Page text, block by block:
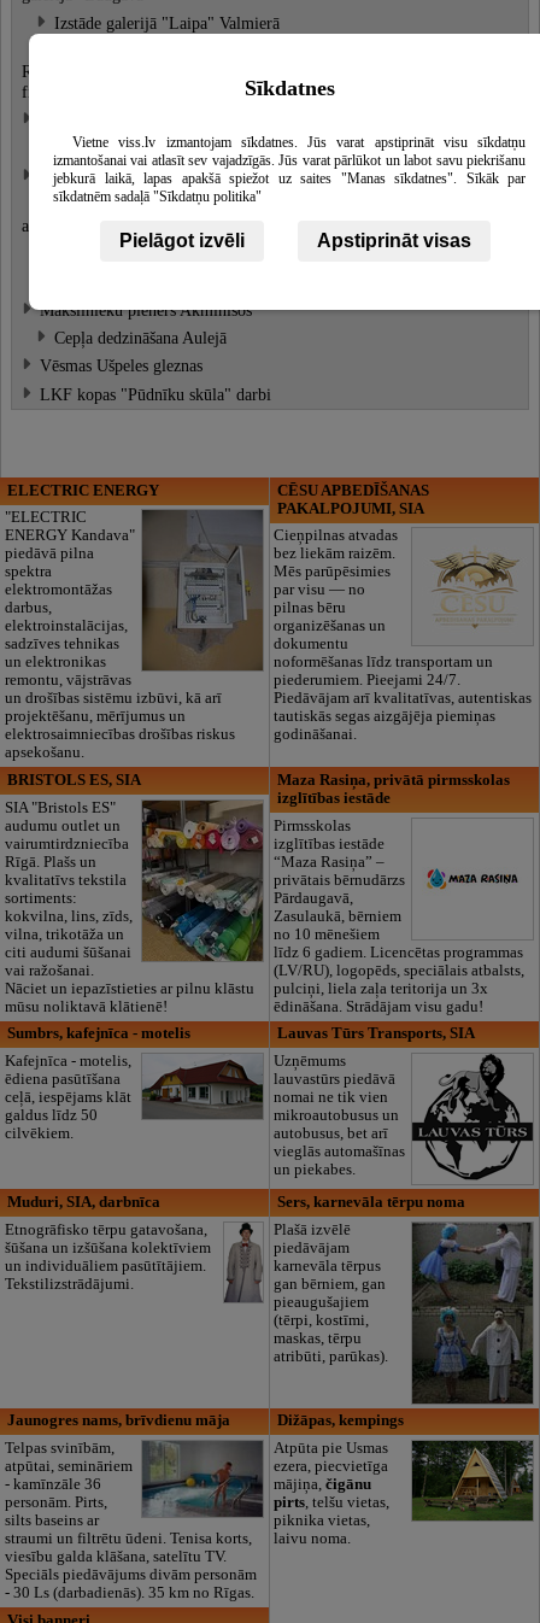
Izstāde galerijā "Laipa" Valmierā
Rakstniecības, teātra un mūzikas muzeja
filiāli un Raiņa muzeju
Jāņu dienas ceplis Akminīšūs
Mākslinieku plenēri Bruknā
LKF kopas "Pūdnīku skūla" sadarbība
ar Bruknas muižu
Cepļa dedzināšana Aulejā
Mākslinieku plenērs Akminīšos
Cepļa dedzināšana Aulejā
Vēsmas Ušpeles gleznas
LKF kopas "Pūdnīku skūla" darbi
ELECTRIC ENERGY
"ELECTRIC
ENERGY Kandava"
piedāvā pilna
spektra
elektromontāžas
darbus,
elektroinstalācijas,
sadzīves tehnikas
un elektronikas
remontu, vājstrāvas
un drošības sistēmu izbūvi, kā arī
projektēšanu, mērījumus un
elektrosaimniecības drošības riskus
apsekošanu.
CĒSU APBEDĪŠANAS
PAKALPOJUMI, SIA
Cieņpilnas atvadas
bez liekām raizēm.
Mēs parūpēsimies
par visu — no
pilnas bēru
organizēšanas un
dokumentu
noformēšanas līdz transportam un
piederumiem. Pieejami 24/7.
Piedāvājam arī kvalitatīvas, autentiskas
tautiskās segas aizgājēja piemiņas
godināšanai.
BRISTOLS ES, SIA
SIA "Bristols ES"
audumu outlet un
vairumtirdzniecība
Rīgā. Plašs un
kvalitatīvs tekstila
sortiments:
kokvilna, lins, zīds,
vilna, trikotāža un
citi audumi šūšanai
vai ražošanai.
Nāciet un iepazīstieties ar pilnu klāstu
mūsu noliktavā klātienē!
Maza Rasiņa, privātā pirmsskolas
izglītības iestāde
Pirmsskolas
izglītības iestāde
“Maza Rasiņa” –
privātais bērnudārzs
Pārdaugavā,
Zasulaukā, bērniem
no 10 mēnešiem
līdz 6 gadiem. Licencētas programmas
(LV/RU), logopēds, speciālais atbalsts,
pulciņi, liela zaļa teritorija un 3x
ēdināšana. Strādājam visu gadu!
Sumbrs, kafejnīca - motelis
Kafejnīca - motelis,
ēdiena pasūtīšana
ceļā, iespējams klāt
galdus līdz 50
cilvēkiem.
Lauvas Tūrs Transports, SIA
Uzņēmums
lauvastūrs piedāvā
nomai ne tik vien
mikroautobusus un
autobusus, bet arī
vieglās automašīnas
un piekabes.
Muduri, SIA, darbnīca
Etnogrāfisko tērpu gatavošana,
šūšana un izšūšana kolektīviem
un individuāliem pasūtītājiem.
Tekstilizstrādājumi.
Sers, karnevāla tērpu noma
Plašā izvēlē
piedāvājam
karnevāla tērpus
gan bērniem, gan
pieaugušajiem
(tērpi, kostīmi,
maskas, tērpu
atribūti, parūkas).
Jaunogres nams, brīvdienu māja
Telpas svinībām,
atpūtai, semināriem
- kamīnzāle 36
personām. Pirts,
silts baseins ar
straumi un filtrētu ūdeni. Tenisa korts,
viesību galda klāšana, satelītu TV.
Speciāls piedāvājums divām personām
- 30 Ls (darbadienās). 35 km no Rīgas.
Dižāpas, kempings
Atpūta pie Usmas
ezera, piecvietīga
mājiņa,čigānu
pirts, telšu vietas,
piknika vietas,
laivu noma.
Sīkdatnes
Vietne viss.lv izmantojam sīkdatnes. Jūs varat apstiprināt visu sīkdatņu
izmantošanai vai atlasīt sev vajadzīgās. Jūs varat pārlūkot un labot savu piekrišanu
jebkurā laikā, lapas apakšā spiežot uz saites "Manas sīkdatnes". Sīkāk par
sīkdatnēm sadaļā "Sīkdatņu politika"
Pielāgot izvēli Apstiprināt visas